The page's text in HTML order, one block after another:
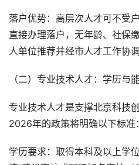
落户优势：高层次人才可不受
直接办理落户，无年龄、社保
人单位推荐并经市人才工作协
（二）专业技术人才：学历与
专业技术人才是支撑北京科技
2026年的政策将明确以下标准：
学历要求：取得本科及以上学